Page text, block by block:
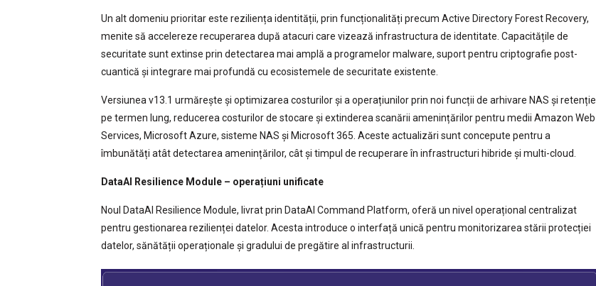
Un alt domeniu prioritar este reziliența identității, prin funcționalități precum Active Directory Forest Recovery,
menite să accelereze recuperarea după atacuri care vizează infrastructura de identitate. Capacitățile de
securitate sunt extinse prin detectarea mai amplă a programelor malware, suport pentru criptografie post-
cuantică și integrare mai profundă cu ecosistemele de securitate existente.
Versiunea v13.1 urmărește și optimizarea costurilor și a operațiunilor prin noi funcții de arhivare NAS și retenție
pe termen lung, reducerea costurilor de stocare și extinderea scanării amenințărilor pentru medii Amazon Web
Services, Microsoft Azure, sisteme NAS și Microsoft 365. Aceste actualizări sunt concepute pentru a
îmbunătăți atât detectarea amenințărilor, cât și timpul de recuperare în infrastructuri hibride și multi-cloud.
DataAI Resilience Module – operațiuni unificate
Noul DataAI Resilience Module, livrat prin DataAI Command Platform, oferă un nivel operațional centralizat
pentru gestionarea rezilienței datelor. Acesta introduce o interfață unică pentru monitorizarea stării protecției
datelor, sănătății operaționale și gradului de pregătire al infrastructurii.